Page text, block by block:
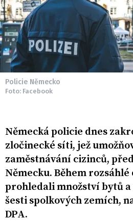
Policie Německo
Foto: Facebook
Německá policie dnes
zločinecké síti, jež
zaměstnávání cizinců,
Německu. Během
prohledali množství bytů
šesti spolkových zemích,
DPA.